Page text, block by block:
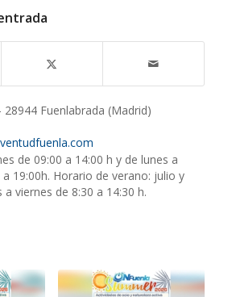
28944 Fuenlabrada (Madrid)
de 09:00 a 14:00 h y de lunes a
19:00h. Horario de verano: julio y
viernes de 8:30 a 14:30 h.